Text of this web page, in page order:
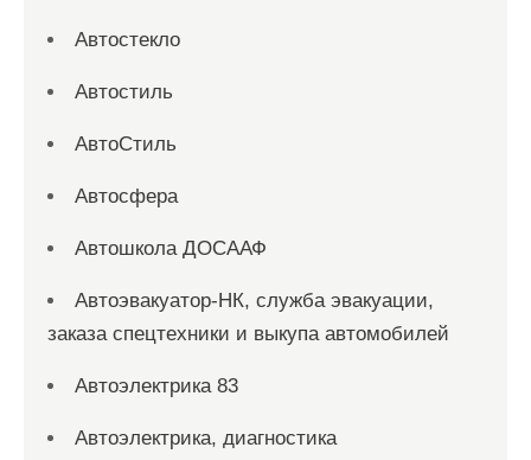
Автостекло
Автостиль
АвтоСтиль
Автосфера
Автошкола ДОСААФ
Автоэвакуатор-НК, служба эвакуации,
заказа спецтехники и выкупа автомобилей
Автоэлектрика 83
Автоэлектрика, диагностика